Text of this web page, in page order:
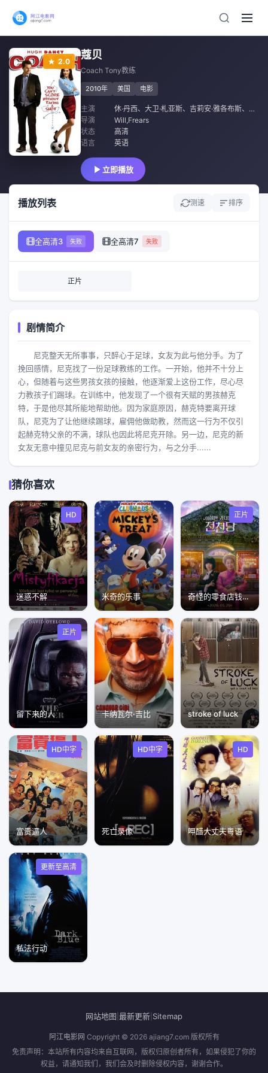
2.0
蔻贝
Coach Tony教练
2010年 美国 电影
主演 休·丹西、 大卫·札亚斯、 吉莉安·雅各布斯、 莲妮
导演
Will,Frears
状态
高清
语言
英语
立即播放
播放列表 测速 排序
全高清3 失败 全高清7 失败
正片
剧情简介
尼克整天无所事事，只醉心于足球，女友为此与他分手。为了
挽回感情，尼克找了一份足球教练的工作。一开始，他并不十分上
心，但随着与这些男孩女孩的接触，他逐渐爱上这份工作，尽心尽
力教孩子们踢球。在训练中，他发现了一个很有天赋的男孩赫克
特，于是他尽其所能地帮助他。因为家庭原因，赫克特要离开球
队，尼克为了让他继续踢球，雇佣他做助教，然而这一行为不仅引
起赫克特父亲的不满，球队也因此将尼克开除。另一边，尼克的新
女友无意中撞见尼克与前女友的亲密行为，与之分手......
猜你喜欢
HD
迷惑不解 米奇的乐事
正片
奇怪的零食店钱天堂
正片
留下来的人 卡纳瓦尔·吉比 stroke of luck
HD中字
富贵逼人
HD中字
死亡录像
HD
呷醋大丈夫粤语
更新至高清
私法行动
网站地图 最新更新 Sitemap
阿江电影网 Copyright © 2026 ajiang7.com 版权所有
免责声明：本站所有内容均来自互联网，版权归原创者所有，如果侵犯了你的
权益，请通知我们，我们会及时删除侵权内容，谢谢合作。